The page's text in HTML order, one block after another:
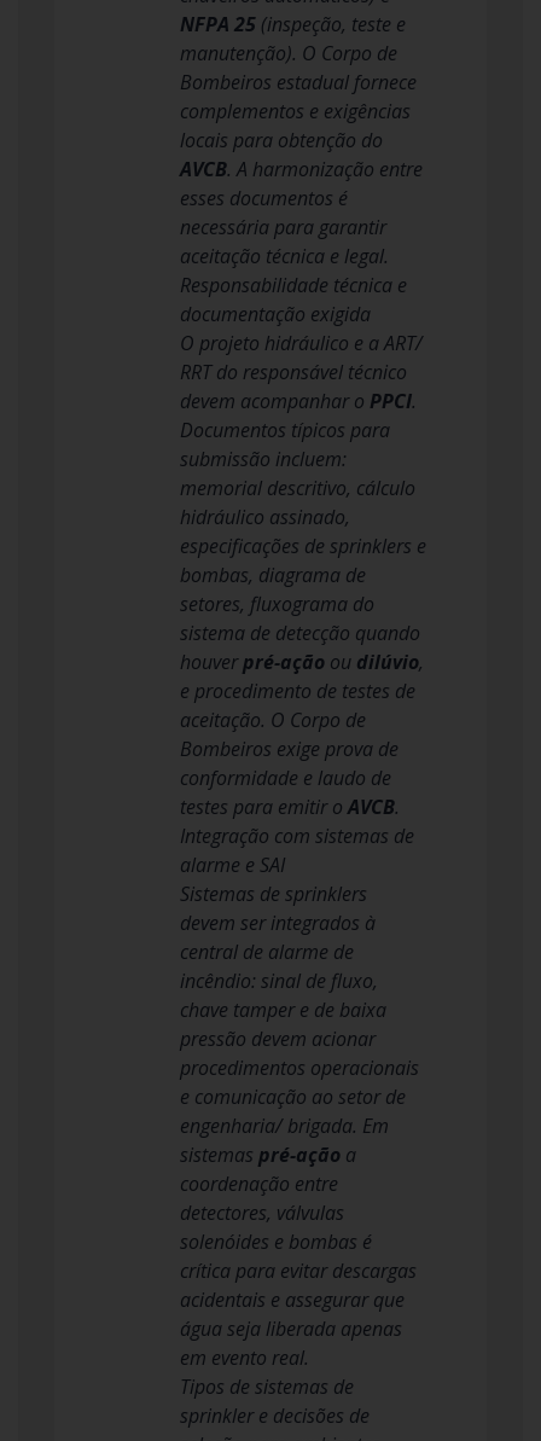
NFPA 25 (inspeção, teste e
manutenção). O Corpo de
Bombeiros estadual fornece
complementos e exigências
locais para obtenção do
AVCB. A harmonização entre
esses documentos é
necessária para garantir
aceitação técnica e legal.
Responsabilidade técnica e
documentação exigida
O projeto hidráulico e a ART/
RRT do responsável técnico
devem acompanhar o PPCI.
Documentos típicos para
submissão incluem:
memorial descritivo, cálculo
hidráulico assinado,
especificações de sprinklers e
bombas, diagrama de
setores, fluxograma do
sistema de detecção quando
houverpré-ação ou dilúvio,
e procedimento de testes de
aceitação. O Corpo de
Bombeiros exige prova de
conformidade e laudo de
testes para emitir oAVCB.
Integração com sistemas de
alarme e SAI
Sistemas de sprinklers
devem ser integrados à
central de alarme de
incêndio: sinal de fluxo,
chave tamper e de baixa
pressão devem acionar
procedimentos operacionais
e comunicação ao setor de
engenharia/ brigada. Em
sistemas pré-ação a
coordenação entre
detectores, válvulas
solenóides e bombas é
crítica para evitar descargas
acidentais e assegurar que
água seja liberada apenas
em evento real.
Tipos de sistemas de
sprinkler e decisões de